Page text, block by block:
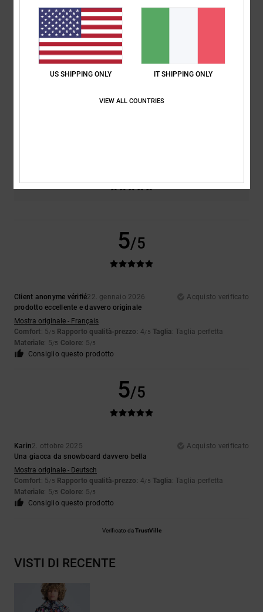
basato su2 recensioni verificate
Il 100% dei nostri clienti consiglia questo prodotto
Comfort
Rapporto qualità-prezzo
5/5
Client anonyme vérifié22. gennaio 2026
Acquisto verificato
prodotto eccellente e davvero originale
Mostra originale - Français
Comfort: 5/5 Rapporto qualità-prezzo : 4/5 Taglia: Taglia perfetta
Materiale: 5/5 Colore: 5/5
Consiglio questo prodotto
5/5
Karin2. ottobre 2025
Acquisto verificato
Una giacca da snowboard davvero bella
Mostra originale - Deutsch
Comfort: 5/5 Rapporto qualità-prezzo : 4/5 Taglia: Taglia perfetta
Materiale: 5/5 Colore: 5/5
Consiglio questo prodotto
Verificato daTrustVille
VISTI DI RECENTE
US SHIPPING ONLY IT SHIPPING ONLY
VIEW ALL COUNTRIES